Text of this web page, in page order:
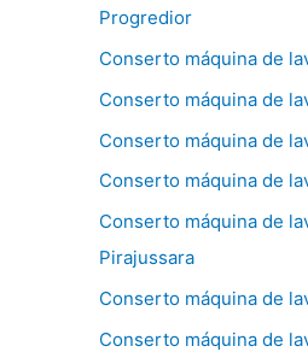
Progredior
Conserto máquina de
Conserto máquina de
Conserto máquina de
Conserto máquina de
Conserto máquina de
Pirajussara
Conserto máquina de
Conserto máquina de